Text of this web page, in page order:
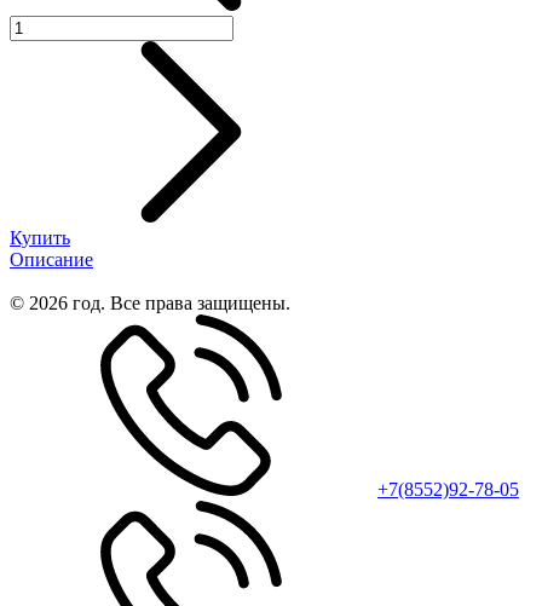
Купить
Описание
© 2026 год. Все права защищены.
+7(8552)92-78-05